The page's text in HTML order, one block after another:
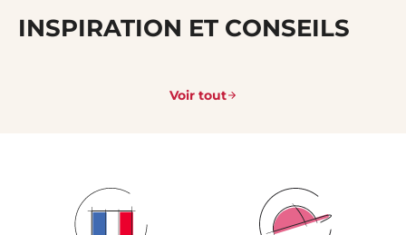
INSPIRATION ET CONSEILS
Voir tout